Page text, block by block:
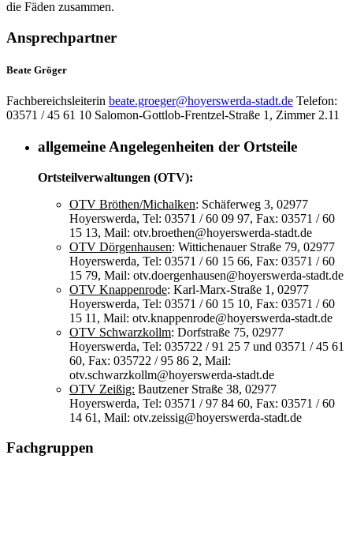
die Fäden zusammen.
Ansprechpartner
Beate Gröger
Fachbereichsleiterin beate.groeger@hoyerswerda-stadt.de Telefon:
03571 / 45 61 10 Salomon-Gottlob-Frentzel-Straße 1, Zimmer 2.11
allgemeine Angelegenheiten der Ortsteile
Ortsteilverwaltungen (OTV):
OTV Bröthen/Michalken: Schäferweg 3, 02977
Hoyerswerda, Tel: 03571 / 60 09 97, Fax: 03571 / 60
15 13, Mail: otv.broethen@hoyerswerda-stadt.de
OTV Dörgenhausen: Wittichenauer Straße 79, 02977
Hoyerswerda, Tel: 03571 / 60 15 66, Fax: 03571 / 60
15 79, Mail: otv.doergenhausen@hoyerswerda-stadt.de
OTV Knappenrode: Karl-Marx-Straße 1, 02977
Hoyerswerda, Tel: 03571 / 60 15 10, Fax: 03571 / 60
15 11, Mail: otv.knappenrode@hoyerswerda-stadt.de
OTV Schwarzkollm: Dorfstraße 75, 02977
Hoyerswerda, Tel: 035722 / 91 25 7 und 03571 / 45 61
60, Fax: 035722 / 95 86 2, Mail:
otv.schwarzkollm@hoyerswerda-stadt.de
OTV Zeißig: Bautzener Straße 38, 02977
Hoyerswerda, Tel: 03571 / 97 84 60, Fax: 03571 / 60
14 61, Mail: otv.zeissig@hoyerswerda-stadt.de
Fachgruppen